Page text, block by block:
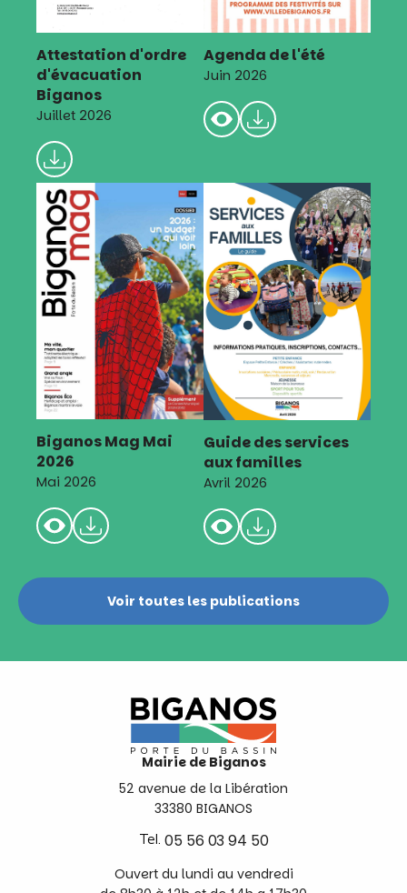
Attestation d'ordre
d'évacuation
Biganos
Juillet 2026
Agenda de l'été
Juin 2026
Biganos Mag Mai
2026
Mai 2026
Guide des services
aux familles
Avril 2026
Voir toutes les publications
Mairie de Biganos
52 avenue de la Libération
33380 BIGANOS
Tel. 05 56 03 94 50
Ouvert du lundi au vendredi